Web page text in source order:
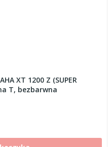
XT 1200 Z (SUPER
T, bezbarwna